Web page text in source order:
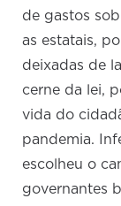
de gastos
as estatais,
deixadas de
cerne da lei,
vida do
pandemia.
escolheu o
governantes